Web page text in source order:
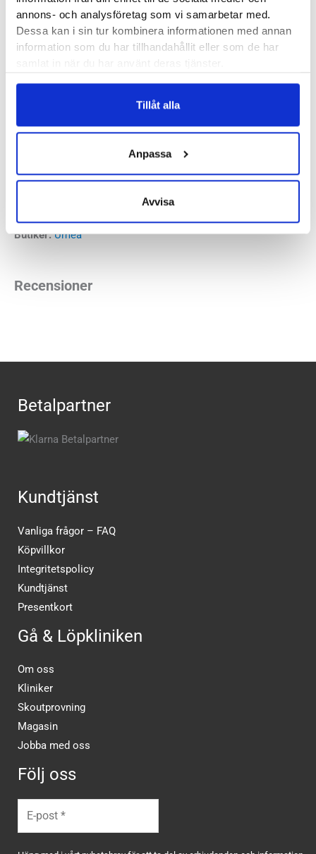
annons- och analysföretag som vi samarbetar med.
Dessa kan i sin tur kombinera informationen med annan
information som du har tillhandahållit eller som de har
Tillåt alla
Anpassa
Avvisa
bredare läst och noll millimeter häl-tå dropp. Det är utan
tvekan en sko som klarar långa distanser och gör sig allra
bäst där men som samtidigt inte gör bort sig när tempot
Fotvalv:Normala, höga, låga
Häl 30 mm – Framfot 30 mm
Häl-tå dropp:0mm
Altras artikelnummer:AL0A82CG
Butiker:Umeå
Recensioner
Betalpartner
Kundtjänst
Vanliga frågor – FAQ
Köpvillkor
Integritetspolicy
Kundtjänst
Presentkort
Gå & Löpkliniken
Om oss
Kliniker
Skoutprovning
Magasin
Jobba med oss
Följ oss